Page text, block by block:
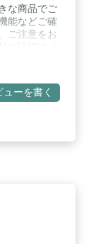
な商品でご
能などご確
ご注意をお
開梱など作
作業無しの
認をお願い
渡しになり
しない（1
幅×奥行)：
×幅×奥
バルブカバ
れていませ
ューを書く